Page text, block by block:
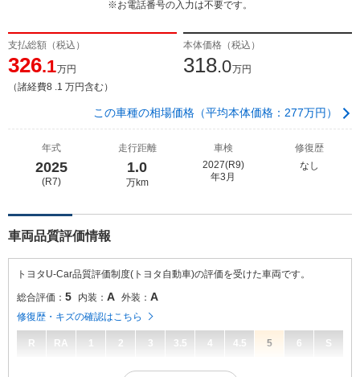
※お電話番号の入力は不要です。
支払総額（税込）
326.1万円
（諸経費8 .1 万円含む）
本体価格（税込）
318.0万円
この車種の相場価格（平均本体価格：277万円）
年式
2025
(R7)
走行距離
1.0
万km
車検
2027(R9)
年3月
修復歴
なし
車両品質評価情報
トヨタU-Car品質評価制度(トヨタ自動車)の評価を受けた車両です。
総合評価： 5 内装： A 外装： A
修復歴・キズの確認はこちら
R RA 1 2 3 3.5 4 4.5 5 6 S